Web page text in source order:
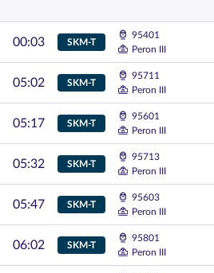
00:03 SKM-T
95401
Peron III
05:02 SKM-T
95711
Peron III
05:17 SKM-T
95601
Peron III
05:32 SKM-T
95713
Peron III
05:47 SKM-T
95603
Peron III
06:02 SKM-T
95801
Peron III